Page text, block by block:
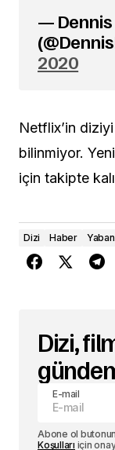
—
2020
Netflix’in
bilinmiyor.
için takipte
Dizi Haber
Dizi,
E-mail
Abone ol
Koşulları için